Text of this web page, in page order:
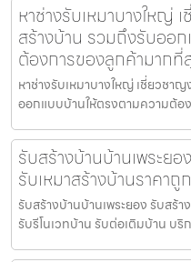
หาช่างรับเหมาบางใหญ่
สร้างบ้าน รวมถึงรับออ
ต้องการของลูกค้ามากที่
หาช่างรับเหมาบางใหญ่ เชี่ยวชา
ออกแบบบ้านให้ตรงตามความต้อ
รับสร้างบ้านบ้านเพระย
รับเหมาสร้างบ้านราคาถู
รับสร้างบ้านบ้านเพระยอง รับสร้า
รับรีโนเวทบ้าน รับต่อเติมบ้าน บ